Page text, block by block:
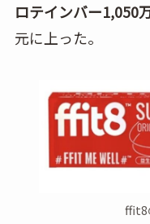
ロテインバー1,050
元に上った。
ffit8